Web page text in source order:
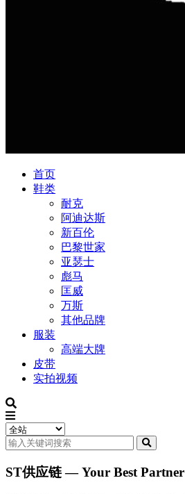
首页
鞋类
耐克
阿迪达斯
新百伦
巴黎世家
亚瑟士
彪马
匡威
万斯
其他品牌
服装
高端大牌
皮带
实拍视频
ST供应链 — Your Best Partner